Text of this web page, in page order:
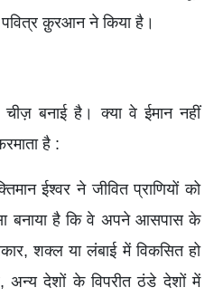
क़ुरआन ने किया है।
बनाई है। क्या वे ईमान नहीं
है :
ईश्वर ने जीवित प्राणियों को
बनाया है कि वे अपने आसपास के
शक्ल या लंबाई में विकसित हो
देशों के विपरीत ठंडे देशों में